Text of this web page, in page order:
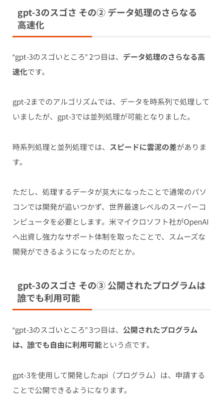
gpt-3のスゴさ その② データ処理のさらなる
高速化
“gpt-3のスゴいところ” 2つ目は、 データ処理のさらなる高
速化です。
gpt-2までのアルゴリズムでは、データを時系列で処理して
いましたが、gpt-3では並列処理が可能となりました。
時系列処理と並列処理では、 スピードに雲泥の差がありま
す。
ただし、処理するデータが莫大になったことで通常のパソ
コンでは開発が追いつかず、世界最速レベルのスーパーコ
ンピュータを必要とします。米マイクロソフト社がOpenAI
へ出資し強力なサポート体制を取ったことで、スムーズな
開発ができるようになったのだとか。
gpt-3のスゴさ その③ 公開されたプログラムは
誰でも利用可能
“gpt-3のスゴいところ” 3つ目は、 公開されたプログラム
は、誰でも自由に利用可能という点です。
gpt-3を使用して開発したapi（プログラム）は、申請する
ことで公開できるようになります。